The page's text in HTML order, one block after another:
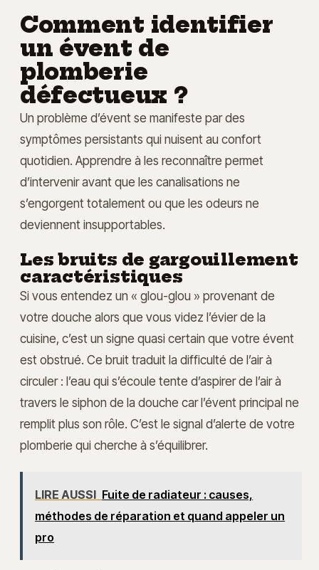
Comment identifier
un évent de
plomberie
défectueux ?
Un problème d’évent se manifeste par des
symptômes persistants qui nuisent au confort
quotidien. Apprendre à les reconnaître permet
d’intervenir avant que les canalisations ne
s’engorgent totalement ou que les odeurs ne
deviennent insupportables.
Les bruits de gargouillement
caractéristiques
Si vous entendez un « glou-glou » provenant de
votre douche alors que vous videz l’évier de la
cuisine, c’est un signe quasi certain que votre évent
est obstrué. Ce bruit traduit la difficulté de l’air à
circuler : l’eau qui s’écoule tente d’aspirer de l’air à
travers le siphon de la douche car l’évent principal ne
remplit plus son rôle. C’est le signal d’alerte de votre
plomberie qui cherche à s’équilibrer.
LIRE AUSSI Fuite de radiateur : causes,
méthodes de réparation et quand appeler un
pro